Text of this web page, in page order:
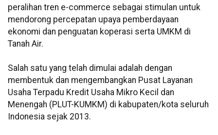
peralihan tren e-commerce sebagai stimulan untuk
mendorong percepatan upaya pemberdayaan
ekonomi dan penguatan koperasi serta UMKM di
Tanah Air.
Salah satu yang telah dimulai adalah dengan
membentuk dan mengembangkan Pusat Layanan
Usaha Terpadu Kredit Usaha Mikro Kecil dan
Menengah (PLUT-KUMKM) di kabupaten/kota seluruh
Indonesia sejak 2013.